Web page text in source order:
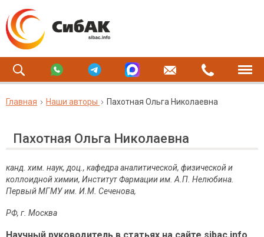
Главная Наши авторы Пахотная Ольга Николаевна
Пахотная Ольга Николаевна
канд. хим. наук, доц., кафедра аналитической, физической и
коллоидной химии, Институт Фармации им. А.П. Нелюбина.
Первый МГМУ им. И.М. Сеченова,
РФ, г. Москва